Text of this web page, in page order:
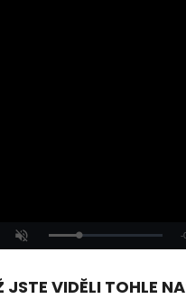
Unmute Loaded:
100.00%
JSTE VIDĚLI TOHLE